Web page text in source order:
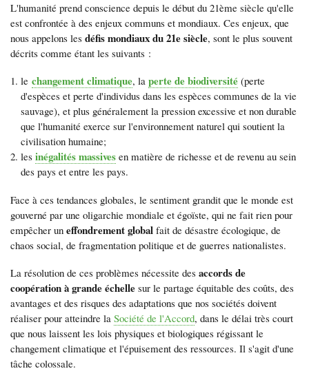
L'humanité prend conscience depuis le début du 21ème siècle qu'elle
est confrontée à des enjeux communs et mondiaux. Ces enjeux, que
nous appelons les défis mondiaux du 21e siècle, sont le plus souvent
décrits comme étant les suivants :
le changement climatique, la perte de biodiversité (perte
d'espèces et perte d'individus dans les espèces communes de la vie
sauvage), et plus généralement la pression excessive et non durable
que l'humanité exerce sur l'environnement naturel qui soutient la
civilisation humaine;
les inégalités massives en matière de richesse et de revenu au sein
des pays et entre les pays.
Face à ces tendances globales, le sentiment grandit que le monde est
gouverné par une oligarchie mondiale et égoïste, qui ne fait rien pour
empêcher un effondrement global fait de désastre écologique, de
chaos social, de fragmentation politique et de guerres nationalistes.
La résolution de ces problèmes nécessite des accords de
coopération à grande échelle sur le partage équitable des coûts, des
avantages et des risques des adaptations que nos sociétés doivent
réaliser pour atteindre la Société de l'Accord, dans le délai très court
que nous laissent les lois physiques et biologiques régissant le
changement climatique et l'épuisement des ressources. Il s'agit d'une
tâche colossale.